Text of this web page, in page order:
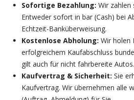
Sofortige Bezahlung: Wir zahlen
Entweder sofort in bar (Cash) bei
Echtzeit-Banküberweisung.
Kostenlose Abholung: Wir holen
erfolgreichem Kaufabschluss
gilt auch für nicht fahrbereite Autos.
Kaufvertrag & Sicherheit: Sie
Kaufvertrag. Wir übernehmen alle